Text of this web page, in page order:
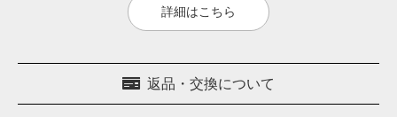
詳細はこちら
返品・交換について